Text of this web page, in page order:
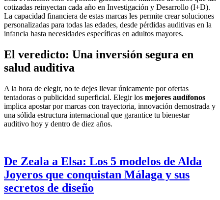
cotizadas reinyectan cada año en Investigación y Desarrollo (I+D).
La capacidad financiera de estas marcas les permite crear soluciones
personalizadas para todas las edades, desde pérdidas auditivas en la
infancia hasta necesidades específicas en adultos mayores.
El veredicto: Una inversión segura en
salud auditiva
A la hora de elegir, no te dejes llevar únicamente por ofertas
tentadoras o publicidad superficial. Elegir los mejores audífonos
implica apostar por marcas con trayectoria, innovación demostrada y
una sólida estructura internacional que garantice tu bienestar
auditivo hoy y dentro de diez años.
De Zeala a Elsa: Los 5 modelos de Alda
Joyeros que conquistan Málaga y sus
secretos de diseño